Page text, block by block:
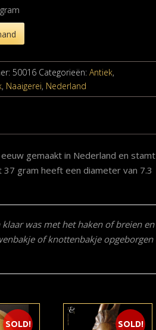
50016 Categorieën: Antiek,
, Naaigerei, Nederland
gemaakt in Nederland en stamt
gram heeft een diameter van 7.3
was met het haken of breien en
of knottenbakje opgeborgen
SOLD! SOLD!